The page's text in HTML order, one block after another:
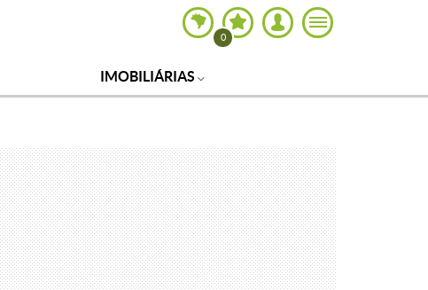
0
IMOBILIÁRIAS